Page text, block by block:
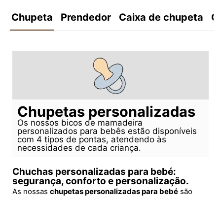
Chupeta Prendedor Caixa de chupeta
Chupetas personalizadas
Os nossos bicos de mamadeira
personalizados para bebês estão disponíveis
com 4 tipos de pontas, atendendo às
necessidades de cada criança.
Chuchas personalizadas para bebé:
segurança, conforto e personalização.
As nossas chupetas personalizadas para bebé são